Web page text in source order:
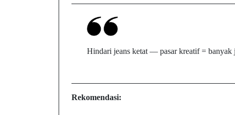
Hindari jeans ketat — pasar kreatif = banyak
Rekomendasi: